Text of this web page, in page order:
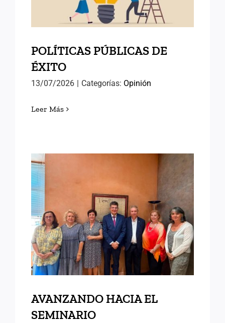
POLÍTICAS PÚBLICAS DE
ÉXITO
13/07/2026 | Categorías: Opinión
Leer Más
AVANZANDO HACIA EL
SEMINARIO
INTERNACIONAL DE
ANTIGUOS ALUMNOS DEL
INAP
AVANZANDO HACIA EL
SEMINARIO